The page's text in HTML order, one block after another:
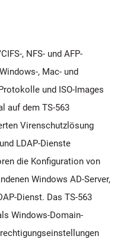
, NFS- und AFP-
, Mac- und
und ISO-Images
auf dem TS-563
Virenschutzlösung
LDAP-Dienste
die Konfiguration von
Windows AD-Server,
Dienst. Das TS-563
Windows-Domain-